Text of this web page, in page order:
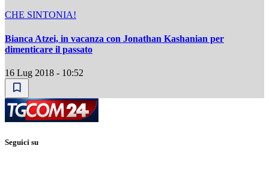
CHE SINTONIA!
Bianca Atzei, in vacanza con Jonathan Kashanian per
dimenticare il passato
16 Lug 2018 - 10:52
Seguici su